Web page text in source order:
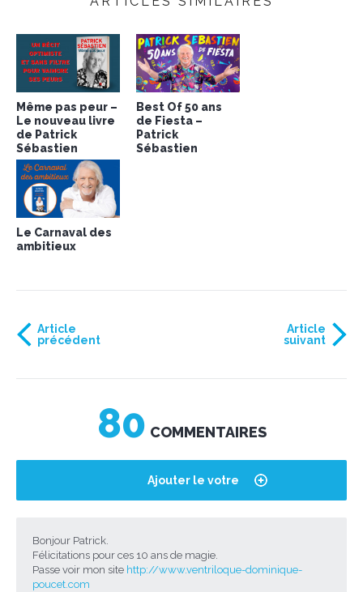
Même pas peur –
Le nouveau livre
de Patrick
Sébastien
Best Of 50 ans
de Fiesta –
Patrick
Sébastien
Le Carnaval des
ambitieux
Article
précédent
Article
suivant
Ajouter le votre
80 COMMENTAIRES
Bonjour Patrick.
Félicitations pour ces 10 ans de magie.
Passe voir mon site http://www.ventriloque-dominique-
poucet.com